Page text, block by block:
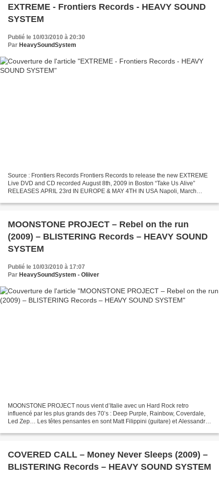
EXTREME - Frontiers Records - HEAVY SOUND
SYSTEM
Publié le 10/03/2010 à 20:30
Par HeavySoundSystem
Source : Frontiers Records Frontiers Records to release the new EXTREME
Live DVD and CD recorded August 8th, 2009 in Boston “Take Us Alive”
RELEASES APRIL 23rd IN EUROPE & MAY 4TH IN USA Napoli, March
MOONSTONE PROJECT – Rebel on the run
(2009) – BLISTERING Records – HEAVY SOUND
SYSTEM
Publié le 10/03/2010 à 17:07
Par HeavySoundSystem - Oliiver
MOONSTONE PROJECT nous vient d’Italie avec un Hard Rock retro
influencé par les plus grands des 70’s : Deep Purple, Rainbow, Coverdale,
Led Zep… Les têtes pensantes en sont Matt Filippini (guitare) et Alessandro
COVERED CALL – Money Never Sleeps (2009) –
BLISTERING Records – HEAVY SOUND SYSTEM